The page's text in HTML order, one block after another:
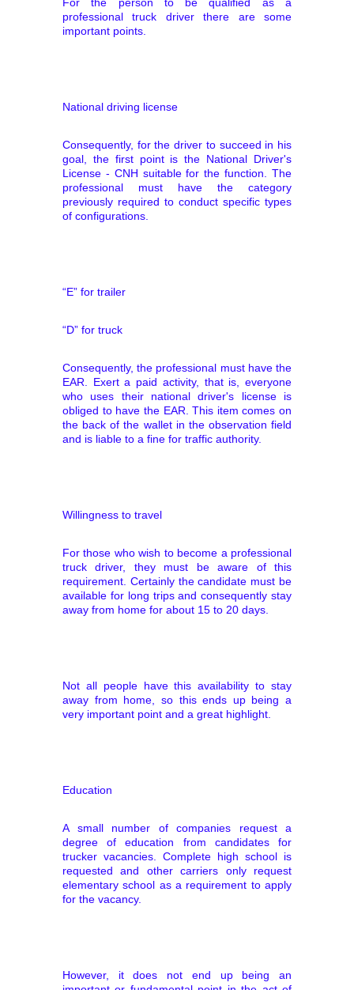
professional truck driver there are some
important points.
National driving license
Consequently, for the driver to succeed in his
goal, the first point is the National Driver's
License - CNH suitable for the function. The
professional must have the category
previously required to conduct specific types
of configurations.
“E” for trailer
“D” for truck
Consequently, the professional must have the
EAR. Exert a paid activity, that is, everyone
who uses their national driver's license is
obliged to have the EAR. This item comes on
the back of the wallet in the observation field
and is liable to a fine for traffic authority.
Willingness to travel
For those who wish to become a professional
truck driver, they must be aware of this
requirement. Certainly the candidate must be
available for long trips and consequently stay
away from home for about 15 to 20 days.
Not all people have this availability to stay
away from home, so this ends up being a
very important point and a great highlight.
Education
A small number of companies request a
degree of education from candidates for
trucker vacancies. Complete high school is
requested and other carriers only request
elementary school as a requirement to apply
for the vacancy.
However, it does not end up being an